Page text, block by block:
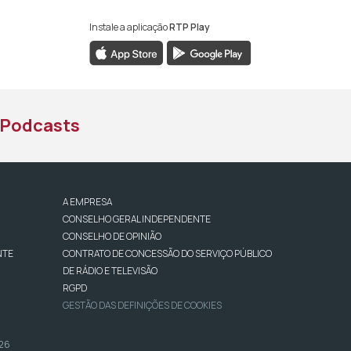
da RTP África
da RTP África
YouTube da RTP África
Instale a aplicaçãoRTP Play
Podcasts
A EMPRESA
CONSELHO GERAL INDEPENDENTE
CONSELHO DE OPINIÃO
CONTRATO DE CONCESSÃO DO SERVIÇO PÚBLICO
DE RÁDIO E TELEVISÃO
RGPD
GESTÃO DAS DEFINIÇÕES DE COOKIES